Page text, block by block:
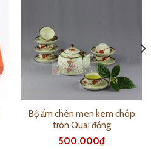
Bộ ấm chén men kem chóp
tròn Quai đồng
500.000₫